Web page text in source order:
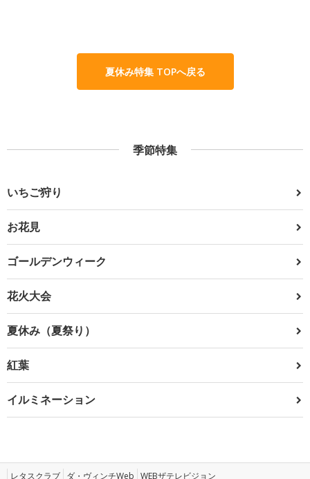
夏休み特集 TOPへ戻る
季節特集
いちご狩り
お花見
ゴールデンウィーク
花火大会
夏休み（夏祭り）
紅葉
イルミネーション
レタスクラブ ダ・ヴィンチWeb WEBザテレビジョン